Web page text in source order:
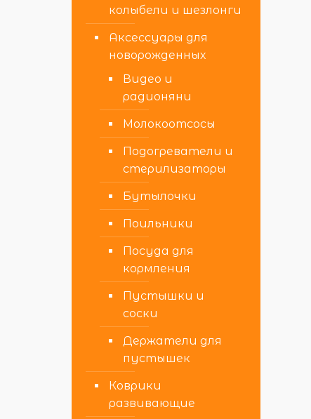
колыбели и шезлонги
Аксессуары для
новорожденных
Видео и
радионяни
Молокоотсосы
Подогреватели и
стерилизаторы
Бутылочки
Поильники
Посуда для
кормления
Пустышки и
соски
Держатели для
пустышек
Коврики
развивающие